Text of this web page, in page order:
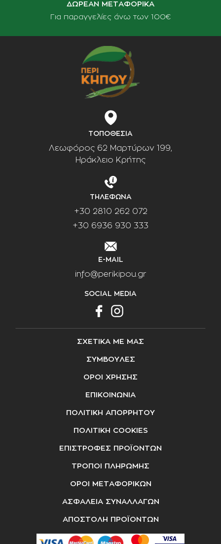
ΔΩΡΕΑΝ ΜΕΤΑΦΟΡΙΚΑ
Για παραγγελίες άνω των 100€
ΤΟΠΟΘΕΣΙΑ
Λεωφόρος 62 Μαρτύρων 199,
Ηράκλειο Κρήτης
ΤΗΛΕΦΩΝΑ
+30 2810 262 072
+30 6936 930 333
E-MAIL
info@perikipou.gr
SOCIAL MEDIA
ΣΧΕΤΙΚΑ ΜΕ ΜΑΣ
ΣΥΜΒΟΥΛΕΣ
ΟΡΟΙ ΧΡΗΣΗΣ
ΕΠΙΚΟΙΝΩΝΙΑ
ΠΟΛΙΤΙΚΗ ΑΠΟΡΡΗΤΟΥ
ΠΟΛΙΤΙΚΗ COOKIES
ΕΠΙΣΤΡΟΦΕΣ ΠΡΟΪΟΝΤΩΝ
ΤΡΟΠΟΙ ΠΛΗΡΩΜΗΣ
ΟΡΟΙ ΜΕΤΑΦΟΡΙΚΩΝ
ΑΣΦΑΛΕΙΑ ΣΥΝΑΛΛΑΓΩΝ
ΑΠΟΣΤΟΛΗ ΠΡΟΪΟΝΤΩΝ